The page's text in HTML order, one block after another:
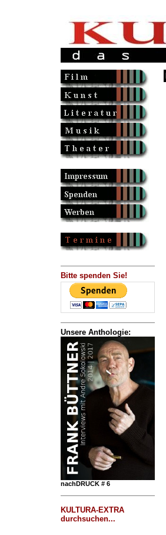
Bitte spenden Sie!
Unsere Anthologie:
nachDRUCK # 6
KULTURA-EXTRA
durchsuchen...